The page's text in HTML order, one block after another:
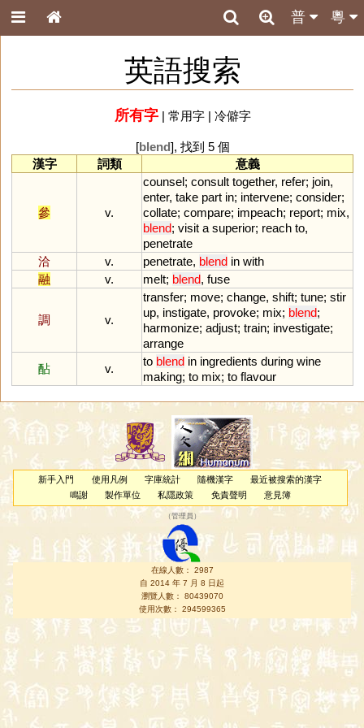
粵
普
英語搜索
所有字| 常用字| 冷僻字
[blend], 找到 5 個
漢字
詞類 意義
參 v.
counsel; consult together, refer; join,
enter, take part in; intervene; consider;
collate; compare; impeach; report; mix,
blend; visit a superior; reach to,
penetrate
洽
v. penetrate, blend in with
融
v. melt; blend, fuse
調 v.
transfer; move; change, shift; tune; stir
up, instigate, provoke; mix; blend;
harmonize; adjust; train; investigate;
arrange
酟
v.
to blend in ingredients during wine
making; to mix; to flavour
新手入門 使用凡例 字庫統計 隨機漢字
最近被搜索的漢字
鳴謝
製作單位 私隱政策 免責聲明 意見簿
（管理員 ）
在線人數： 2987
自 2014 年 7 月 8 日起
瀏覽人數： 80439070
使用次數： 294599365